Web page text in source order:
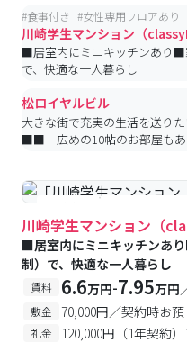
#食事付き #女性専用フロアあり
川崎学生マンション（
■居室内にミニキッチンあり■
で、快適な一人暮らし
松ロイヤルビル
大きな街で充実の生活を送り
■■ 広めの10帖のお部屋もあ
#食事付き #女性専用フロ
川崎学生マンション（
■居室内にミニキッチンあ
制）で、快適な一人暮らし
賃料 6.6万円-7.95万円
敷金 70,000円／契約時お預
礼金
120,000円（1年契約